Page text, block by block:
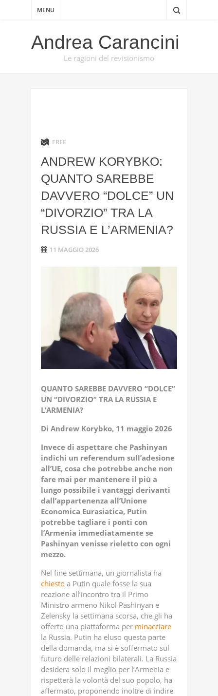
MENU
Andrea Carancini
Le ragioni del revisionismo
FREE
ANDREW KORYBKO:
QUANTO SAREBBE
DAVVERO “DOLCE” UN
“DIVORZIO” TRA LA
RUSSIA E L’ARMENIA?
11 MAGGIO 2026
QUANTO SAREBBE DAVVERO “DOLCE”
UN “DIVORZIO” TRA LA RUSSIA E
L’ARMENIA?
Di Andrew Korybko, 11 maggio 2026
Invece di aspettare che Pashinyan
indichi un referendum sull’adesione
all’UE, cosa che potrebbe anche non
fare mai per mantenere il più a
lungo possibile i vantaggi derivanti
dall’appartenenza all’Unione
Economica Eurasiatica, Putin
potrebbe tagliare i ponti con
l’Armenia immediatamente se
Pashinyan venisse rieletto con ogni
mezzo.
Nel fine settimana, un giornalista ha
chiesto a Putin quale fosse la sua
reazione all’incontro tra il Primo
Ministro armeno Nikol Pashinyan e
Zelensky la settimana scorsa, che gli ha
offerto una piattaforma per minacciare
la Russia. Putin ha eluso questa parte
della domanda, ma si è soffermato sul
futuro delle relazioni bilaterali. La Russia
desidera solo il meglio per l’Armenia e
rispetterà la volontà del suo popolo, ha
affermato, proponendo inoltre di indire